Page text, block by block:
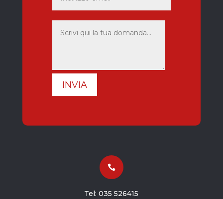
INVIA

Tel:035 526415